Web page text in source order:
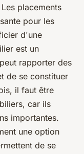
placements
pour les
d'une
est un
rapporter des
de se constituer
il faut être
car ils
importantes.
une option
de se